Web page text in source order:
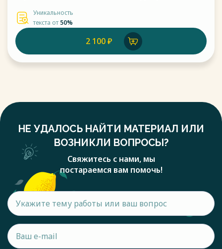
Методикой определения криолитоустойчивости
футеровочных материалов наилучший результат
показал образец в соотношении 70/30 ОАФ/АБГ.
Уникальность
текста от 50%
2 100 ₽
НЕ УДАЛОСЬ НАЙТИ МАТЕРИАЛ ИЛИ
ВОЗНИКЛИ ВОПРОСЫ?
Свяжитесь с нами, мы
постараемся вам помочь!